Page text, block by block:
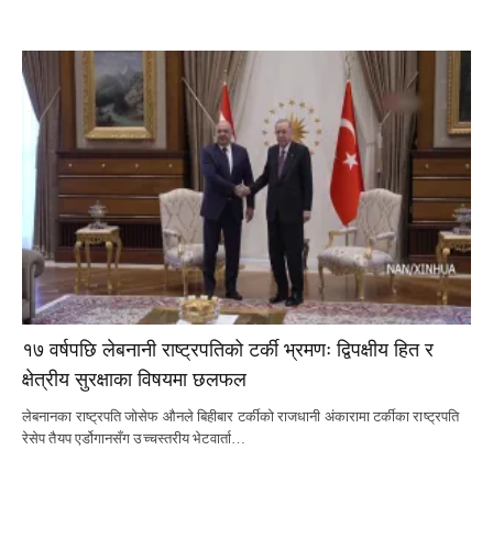
१७ वर्षपछि लेबनानी राष्ट्रपतिको टर्की भ्रमणः द्विपक्षीय हित र
क्षेत्रीय सुरक्षाका विषयमा छलफल
लेबनानका राष्ट्रपति जोसेफ औनले बिहीबार टर्कीको राजधानी अंकारामा टर्कीका राष्ट्रपति
रेसेप तैयप एर्डोगानसँग उच्चस्तरीय भेटवार्ता…